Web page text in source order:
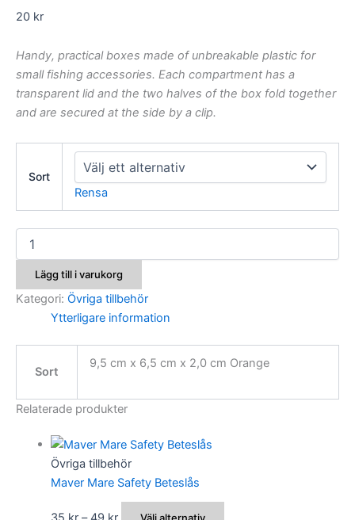
20 kr
Handy, practical boxes made of unbreakable plastic for
small fishing accessories. Each compartment has a
transparent lid and the two halves of the box fold together
and are secured at the side by a clip.
Sort
Rensa
Colmic
Futura
mängd
Lägg till i varukorg
Kategori: Övriga tillbehör
Ytterligare information
Sort
9,5 cm x 6,5 cm x 2,0 cm Orange
Relaterade produkter
Övriga tillbehör
Maver Mare Safety Beteslås
Prisintervall:
Välj alternativ